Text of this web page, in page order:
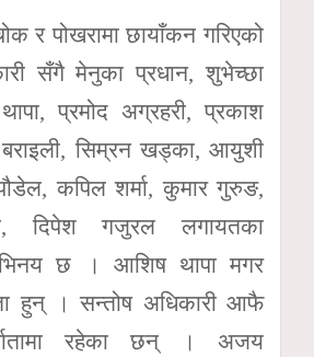
र पोखरामा छायाँकन गरिएको
सँगै मेनुका प्रधान, शुभेच्छा
प्रमोद अग्रहरी, प्रकाश
बराइली, सिम्रन खड्का, आयुशी
कपिल शर्मा, कुमार गुरुङ,
दिपेश गजुरल लगायतका
छ । आशिष थापा मगर
हुन् । सन्तोष अधिकारी आफै
रहेका छन् । अजय